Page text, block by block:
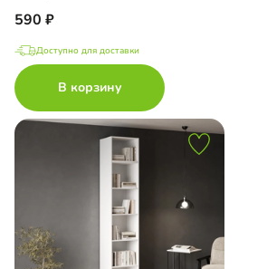
590
Доступно для доставки
В корзину